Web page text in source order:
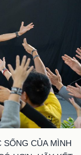
SỐNG CỦA MÌNH